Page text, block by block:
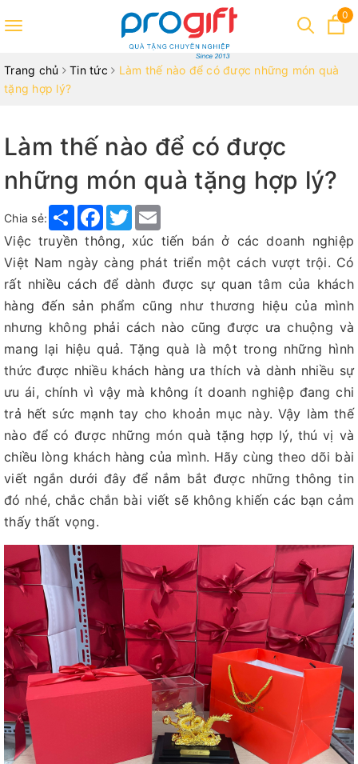
Toggle
0
Trang chủ Tin tức
Làm thế nào để có được những món quà
tặng hợp lý?
Làm thế nào để có được
những món quà tặng hợp lý?
Chia sẻ: Share Facebook
Twitter
Việc truyền thông, xúc tiến bán ở các doanh nghiệp
Việt Nam ngày càng phát triển một cách vượt trội. Có
rất nhiều cách để dành được sự quan tâm của khách
hàng đến sản phẩm cũng như thương hiệu của mình
nhưng không phải cách nào cũng được ưa chuộng và
mang lại hiệu quả. Tặng quà là một trong những hình
thức được nhiều khách hàng ưa thích và dành nhiều sự
ưu ái, chính vì vậy mà không ít doanh nghiệp đang chi
trả hết sức mạnh tay cho khoản mục này. Vậy làm thế
nào để có được những món quà tặng hợp lý, thú vị và
chiều lòng khách hàng của mình. Hãy cùng theo dõi bài
viết ngắn dưới đây để nắm bắt được những thông tin
đó nhé, chắc chắn bài viết sẽ không khiến các bạn cảm
thấy thất vọng.